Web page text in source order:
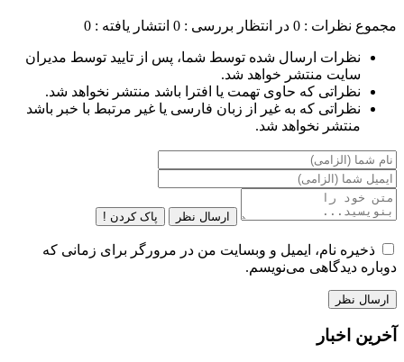
مجموع نظرات : 0 در انتظار بررسی : 0 انتشار یافته : 0
نظرات ارسال شده توسط شما، پس از تایید توسط مدیران
سایت منتشر خواهد شد.
نظراتی که حاوی تهمت یا افترا باشد منتشر نخواهد شد.
نظراتی که به غیر از زبان فارسی یا غیر مرتبط با خبر باشد
منتشر نخواهد شد.
ارسال نظر پاک کردن !
ذخیره نام، ایمیل و وبسایت من در مرورگر برای زمانی که
دوباره دیدگاهی می‌نویسم.
آخرین اخبار